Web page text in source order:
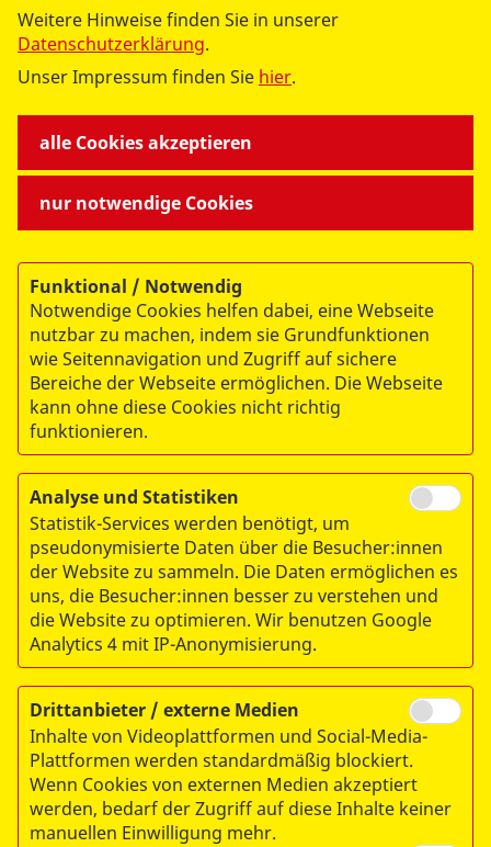
Luisa Garthof
Koordinatorin ASB-Wünschewagen
Tel.: 0391 607443-60
Fax: 0391 607443-29
wuenschewagen@asb-st.de
ASB RV Magdeburg e.V.
Liebknechtstraße 75-77
39110 Magdeburg
© 2026 ASB-Regionalverband Magdeburg e.V.
Impressum
Weitere Hinweise finden Sie in unserer
Datenschutzerklärung.
Unser Impressum finden Sie hier.
nur notwendige Cookies
alle Cookies akzeptieren
Funktional / Notwendig
Notwendige Cookies helfen dabei, eine Webseite
nutzbar zu machen, indem sie Grundfunktionen
wie Seitennavigation und Zugriff auf sichere
Bereiche der Webseite ermöglichen. Die Webseite
kann ohne diese Cookies nicht richtig
funktionieren.
Analyse und Statistiken
Statistik-Services werden benötigt, um
pseudonymisierte Daten über die Besucher:innen
der Website zu sammeln. Die Daten ermöglichen es
uns, die Besucher:innen besser zu verstehen und
die Website zu optimieren. Wir benutzen Google
Analytics 4 mit IP-Anonymisierung.
Drittanbieter / externe Medien
Inhalte von Videoplattformen und Social-Media-
Plattformen werden standardmäßig blockiert.
Wenn Cookies von externen Medien akzeptiert
werden, bedarf der Zugriff auf diese Inhalte keiner
manuellen Einwilligung mehr.